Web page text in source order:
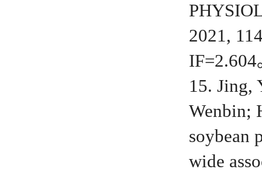
2021,
IF=2.604
15. Jing,
Wenbin;
soybean
wide